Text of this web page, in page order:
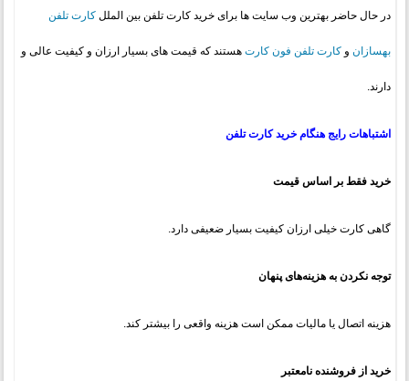
در حال حاضر بهترین وب سایت ها برای خرید کارت تلفن بین المللکارت تلفن
بهسازان وکارت تلفن فون کارت هستند که قیمت های بسیار ارزان و کیفیت عالی و
دارند.
اشتباهات رایج هنگام خرید کارت تلفن
خرید فقط بر اساس قیمت
گاهی کارت خیلی ارزان کیفیت بسیار ضعیفی دارد.
توجه نکردن به هزینه‌های پنهان
هزینه اتصال یا مالیات ممکن است هزینه واقعی را بیشتر کند.
خرید از فروشنده نامعتبر